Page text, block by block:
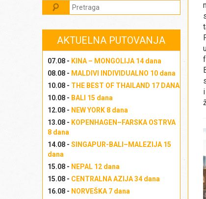
AKTUELNA PUTOVANJA
07.08 - KINA – MONGOLIJA 14 dana
08.08 - MALDIVI INDIVIDUALNO 10 dana
10.08 - THE BEST OF THAILAND 17 DANA
10.08 - BALI 15 dana
12.08 - NEW YORK 8 dana
13.08 - KOPENHAGEN–FARSKA OSTRVA
8 dana
14.08 - SINGAPUR-BALI–MALEZIJA 15
dana
15.08 - NEPAL 12 dana
15.08 - CENTRALNA AZIJA 34 dana
16.08 - NORVEŠKA 7 dana